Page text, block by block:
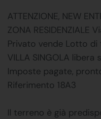
ATTENZIONE, NEW
ZONA RESIDENZIALE
Privato vende Lotto
VILLA SINGOLA libera
Imposte pagate,
Riferimento 18A3
Il terreno è già